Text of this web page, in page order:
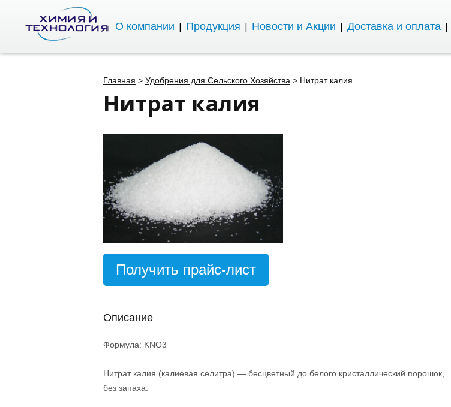
О компании Продукция Новости и Акции Доставка и оплата
Главная > Удобрения для Сельского Хозяйства > Нитрат калия
Нитрат калия
Получить прайс-лист
Описание
Формула: KNO3
Нитрат калия (калиевая селитра) — бесцветный до белого кристаллический порошок,
без запаха.